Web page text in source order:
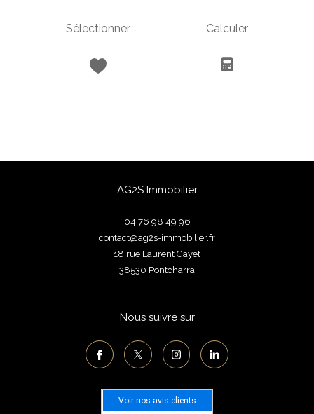
Sélectionner Calculer
AG2S Immobilier
04 76 98 49 96
contact@ag2s-immobilier.fr
18 rue Laurent Gayet
38530
pontcharra
Nous suivre sur
Voir nos avis clients